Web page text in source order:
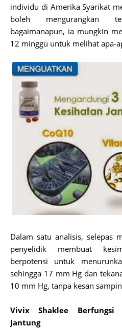
individu di Amerika Syarikat
boleh mengurangkan
bagaimanapun, ia mungkin
12 minggu untuk melihat apa-
Dalam satu analisis, selepas
penyelidik membuat
berpotensi untuk
sehingga 17 mm Hg dan
10 mm Hg, tanpa kesan
Vivix Shaklee Berfungsi
Jantung